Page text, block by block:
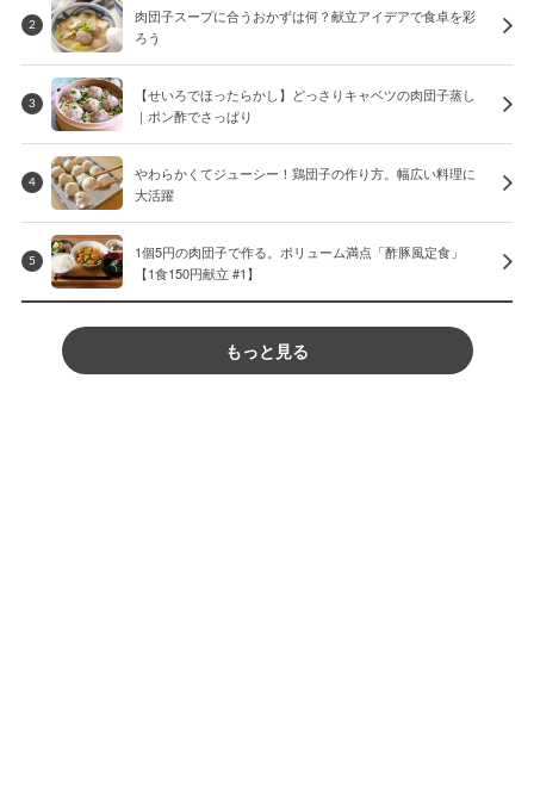
2
肉団子スープに合うおかずは何？献立アイデアで食卓を彩
ろう
3
【せいろでほったらかし】どっさりキャベツの肉団子蒸し
｜ポン酢でさっぱり
4
やわらかくてジューシー！鶏団子の作り方。幅広い料理に
大活躍
5
1個5円の肉団子で作る。ボリューム満点「酢豚風定食」
【1食150円献立 #1】
もっと見る